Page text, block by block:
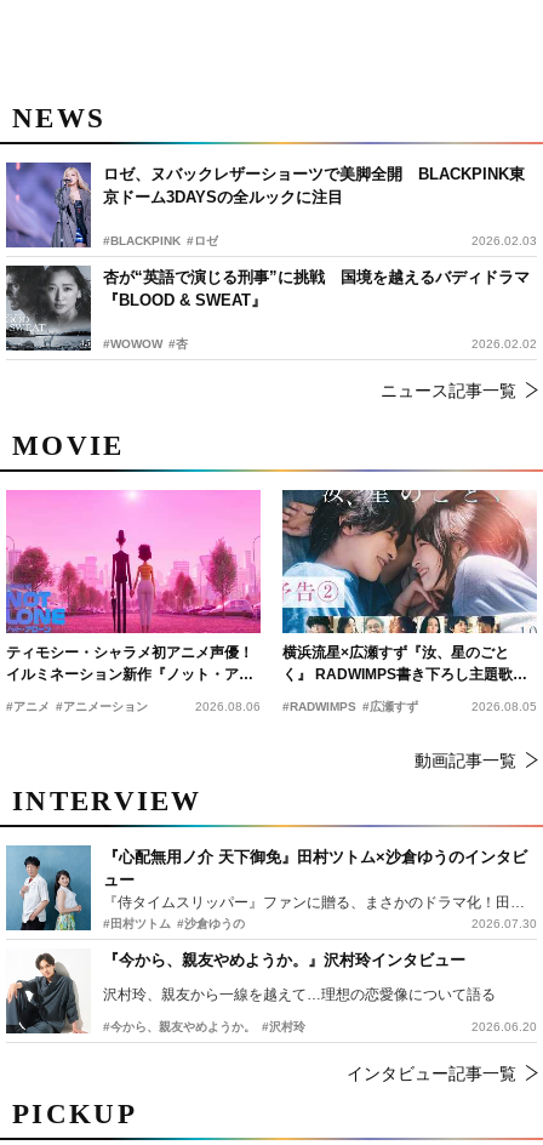
NEWS
ロゼ、ヌバックレザーショーツで美脚全開 BLACKPINK東
京ドーム3DAYSの全ルックに注目
#BLACKPINK #ロゼ 2026.02.03
杏が“英語で演じる刑事”に挑戦 国境を越えるバディドラマ
『BLOOD & SWEAT』
#WOWOW #杏 2026.02.02
ニュース記事一覧
PICKUP
MOVIE
ティモシー・シャラメ初アニメ声優！
イルミネーション新作『ノット・アロ
#アニメ #アニメーション 2026.08.06
横浜流星×広瀬すず『汝、星のごと
く』 RADWIMPS書き下ろし主題歌が
#RADWIMPS #広瀬すず 2026.08.05
動画記事一覧
INTERVIEW
『心配無用ノ介 天下御免』田村ツトム×沙倉ゆうのインタビ
ュー
『侍タイムスリッパー』ファンに贈る、まさかのドラマ化！田村ツトム×沙倉ゆうのが語る『心配無用ノ介』撮影秘話
#田村ツトム #沙倉ゆうの 2026.07.30
『今から、親友やめようか。』沢村玲インタビュー
沢村玲、親友から一線を越えて…理想の恋愛像について語る
#今から、親友やめようか。 #沢村玲 2026.06.20
インタビュー記事一覧